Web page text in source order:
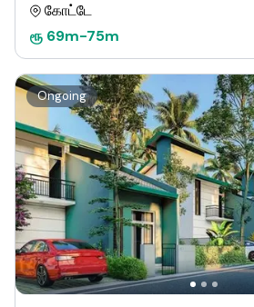
கோட்டே
ரூ 69m-75m
Ongoing